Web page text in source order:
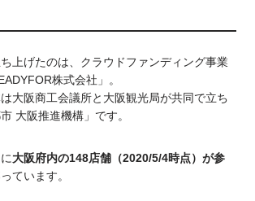
ち上げたのは、クラウドファンディング事業
株式会社」。
大阪商工会議所と大阪観光局が共同で立ち
大阪推進機構」です。
大阪府内の148店舗（2020/5/4時点）が参
ています。